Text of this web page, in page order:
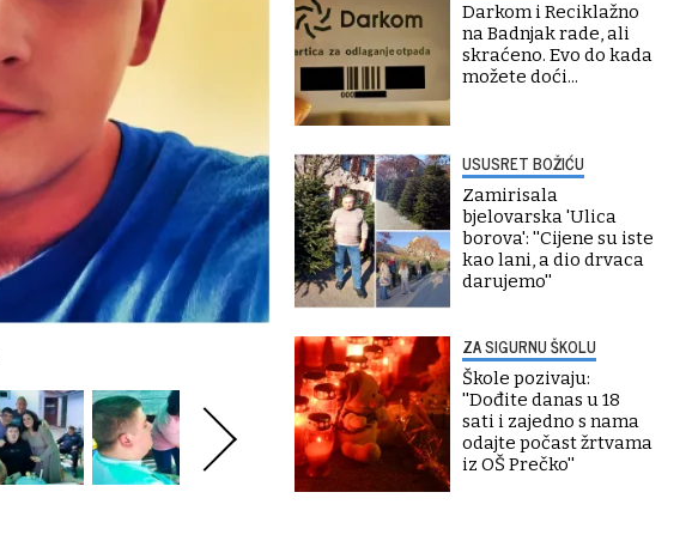
Darkom i Reciklažno
na Badnjak rade, ali
skraćeno. Evo do kada
možete doći...
USUSRET BOŽIĆU
Zamirisala
bjelovarska 'Ulica
borova': ''Cijene su iste
kao lani, a dio drvaca
darujemo''
ZA SIGURNU ŠKOLU
Škole pozivaju:
''Dođite danas u 18
sati i zajedno s nama
odajte počast žrtvama
iz OŠ Prečko''